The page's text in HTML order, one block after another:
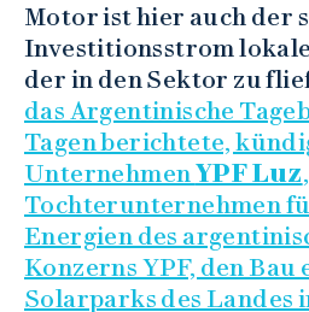
Motor ist hier auch der
Investitionsstrom
der in den Sektor zu
das Argentinische
Tagen berichtete,
Unternehmen YPF Luz,
Tochterunternehmen
Energien des
Konzerns YPF, den Bau
Solarparks des Landes